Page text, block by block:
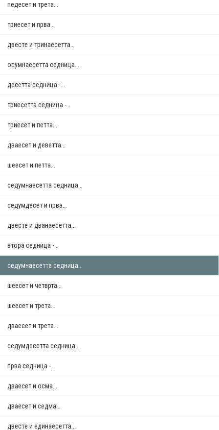
педесет и трета...
триесет и прва...
двестe и тринаесетта...
осумнaесетта седница...
десетта седница -...
триесетта седница -...
триесет и петта...
дваесет и деветта...
шеесет и петта...
седумнаесетта седница...
седумдесет и прва...
двестe и дванаесетта...
втора седница -...
седумнаесетта седница...
шеесет и четврта...
шеесет и трета...
дваесет и трета...
седумдесетта седница...
прва седница -...
дваесет и осма...
дваесет и седма...
двестe и единаесетта...